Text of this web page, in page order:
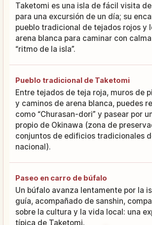
Taketomi es una isla de fácil visita
para una excursión de un día; su
pueblo tradicional de tejados rojos y
arena blanca para caminar con
“ritmo de la isla”.
Pueblo tradicional de Taketomi
Entre tejados de teja roja, muros de
y caminos de arena blanca, puedes
como “Churasan-dori” y pasear por
propio de Okinawa (zona de
conjuntos de edificios tradicionales
nacional).
Paseo en carro de búfalo
Un búfalo avanza lentamente por la
guía, acompañado de sanshin,
sobre la cultura y la vida local: una
típica de Taketomi.